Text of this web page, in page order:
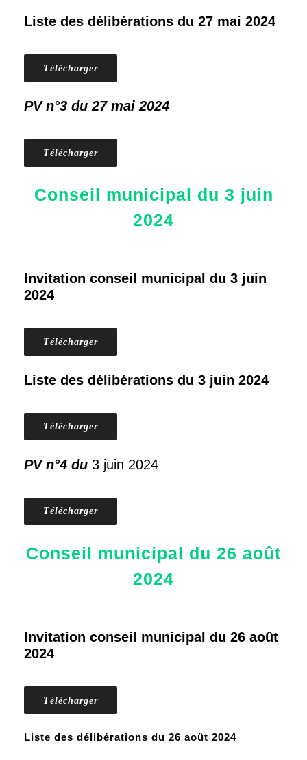
Liste des délibérations du 27 mai 2024
Télécharger
PV n°3 du 27 mai 2024
Télécharger
Conseil municipal du 3 juin
2024
Invitation conseil municipal du 3 juin
2024
Télécharger
Liste des délibérations du 3 juin 2024
Télécharger
PV n°4 du 3 juin 2024
Télécharger
Conseil municipal du 26 août
2024
Invitation conseil municipal du 26 août
2024
Télécharger
Liste des délibérations du 26 août 2024